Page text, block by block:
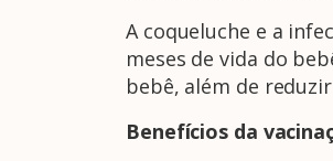
A coqueluche e a
meses de vida do
bebê, além de
Benefícios da